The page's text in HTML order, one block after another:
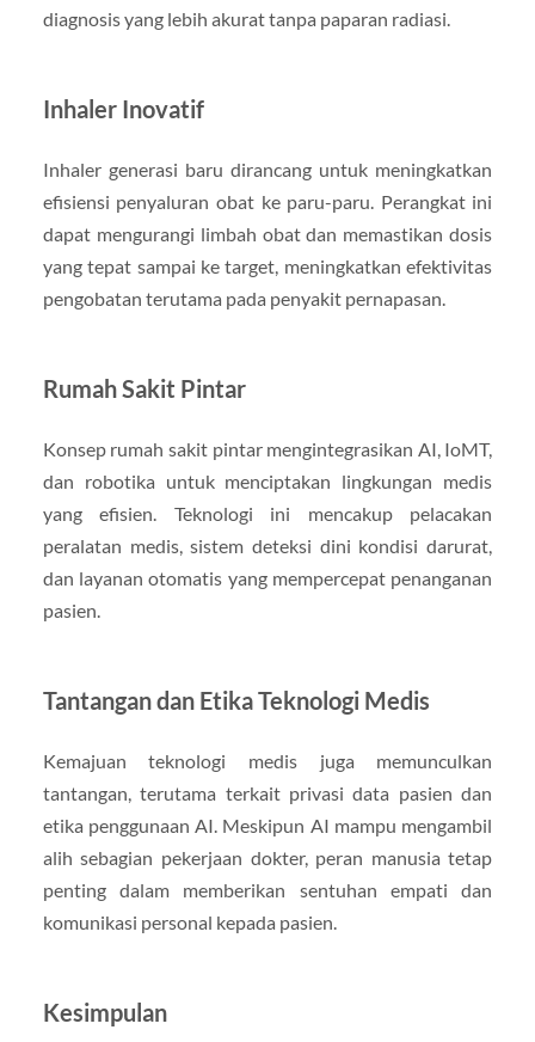
diagnosis yang lebih akurat tanpa paparan radiasi.
Inhaler Inovatif
Inhaler generasi baru dirancang untuk meningkatkan
efisiensi penyaluran obat ke paru-paru. Perangkat ini
dapat mengurangi limbah obat dan memastikan dosis
yang tepat sampai ke target, meningkatkan efektivitas
pengobatan terutama pada penyakit pernapasan.
Rumah Sakit Pintar
Konsep rumah sakit pintar mengintegrasikan AI, IoMT,
dan robotika untuk menciptakan lingkungan medis
yang efisien. Teknologi ini mencakup pelacakan
peralatan medis, sistem deteksi dini kondisi darurat,
dan layanan otomatis yang mempercepat penanganan
pasien.
Tantangan dan Etika Teknologi Medis
Kemajuan teknologi medis juga memunculkan
tantangan, terutama terkait privasi data pasien dan
etika penggunaan AI. Meskipun AI mampu mengambil
alih sebagian pekerjaan dokter, peran manusia tetap
penting dalam memberikan sentuhan empati dan
komunikasi personal kepada pasien.
Kesimpulan